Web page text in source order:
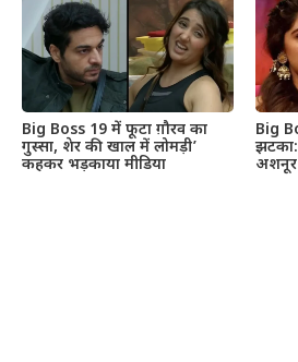
Big Boss 19 में फूटा ग़ौरव का
गुस्सा, शेर की खाल में लोमड़ी’
कहकर भड़काया मीडिया
Big